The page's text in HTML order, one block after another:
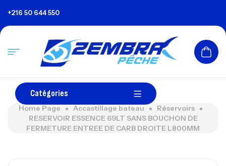
+216 50 644 550
Catégories
Home Page Accastillage bateau
Réservoirs
RESERVOIR ESSENCE 69LT SANS BOUCHON DE
FERMETURE ENTREE DE CARB DROITE L800MM